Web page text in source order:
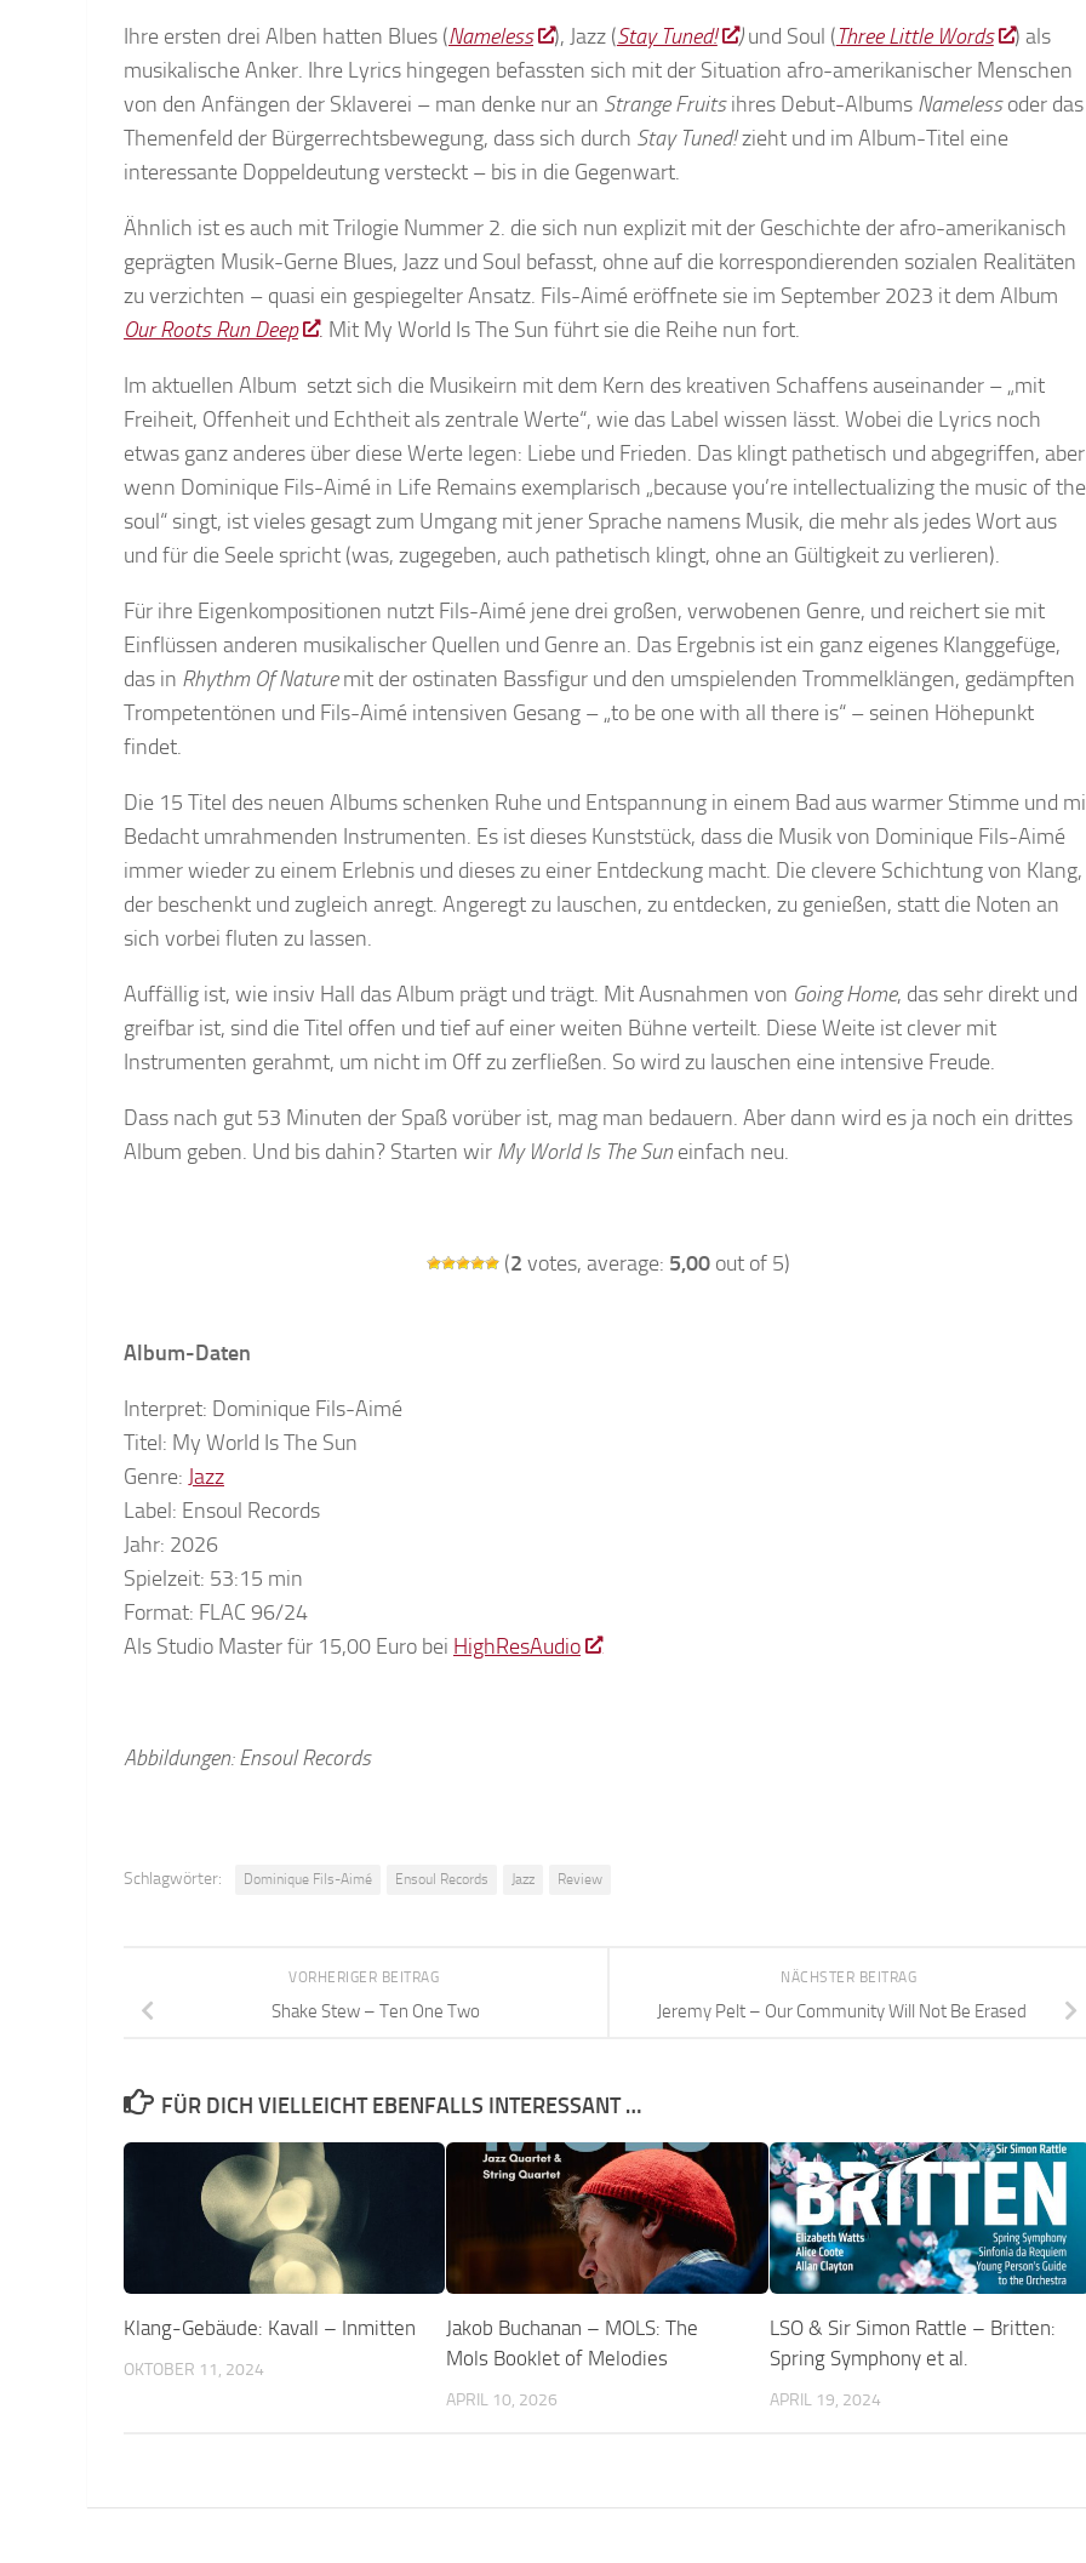
Ihre ersten drei Alben hatten Blues (Nameless ), Jazz (Stay Tuned! )und Soul (Three Little Words
) als
musikalische Anker. Ihre Lyrics hingegen befassten sich mit der Situation afro-amerikanischer Menschen
von den Anfängen der Sklaverei – man denke nur an Strange Fruitsihres Debut-Albums Namelessoder das
Themenfeld der Bürgerrechtsbewegung, dass sich durch Stay Tuned!zieht und im Album-Titel eine
interessante Doppeldeutung versteckt – bis in die Gegenwart.
Ähnlich ist es auch mit Trilogie Nummer 2. die sich nun explizit mit der Geschichte der afro-amerikanisch
geprägten Musik-Gerne Blues, Jazz und Soul befasst, ohne auf die korrespondierenden sozialen Realitäten
zu verzichten – quasi ein gespiegelter Ansatz. Fils-Aimé eröffnete sie im September 2023 it dem Album
Our Roots Run Deep
. Mit My World Is The Sun führt sie die Reihe nun fort.
Im aktuellen Album setzt sich die Musikeirn mit dem Kern des kreativen Schaffens auseinander – „mit
Freiheit, Offenheit und Echtheit als zentrale Werte“, wie das Label wissen lässt. Wobei die Lyrics noch
etwas ganz anderes über diese Werte legen: Liebe und Frieden. Das klingt pathetisch und abgegriffen, aber
wenn Dominique Fils-Aimé in Life Remains exemplarisch „because you’re intellectualizing the music of the
soul“ singt, ist vieles gesagt zum Umgang mit jener Sprache namens Musik, die mehr als jedes Wort aus
und für die Seele spricht (was, zugegeben, auch pathetisch klingt, ohne an Gültigkeit zu verlieren).
Für ihre Eigenkompositionen nutzt Fils-Aimé jene drei großen, verwobenen Genre, und reichert sie mit
Einflüssen anderen musikalischer Quellen und Genre an. Das Ergebnis ist ein ganz eigenes Klanggefüge,
das in Rhythm Of Naturemit der ostinaten Bassfigur und den umspielenden Trommelklängen, gedämpften
Trompetentönen und Fils-Aimé intensiven Gesang – „to be one with all there is“ – seinen Höhepunkt
findet.
Die 15 Titel des neuen Albums schenken Ruhe und Entspannung in einem Bad aus warmer Stimme und
Bedacht umrahmenden Instrumenten. Es ist dieses Kunststück, dass die Musik von Dominique Fils-Aimé
immer wieder zu einem Erlebnis und dieses zu einer Entdeckung macht. Die clevere Schichtung von Klang,
der beschenkt und zugleich anregt. Angeregt zu lauschen, zu entdecken, zu genießen, statt die Noten an
sich vorbei fluten zu lassen.
Auffällig ist, wie insiv Hall das Album prägt und trägt. Mit Ausnahmen von Going Home, das sehr direkt und
greifbar ist, sind die Titel offen und tief auf einer weiten Bühne verteilt. Diese Weite ist clever mit
Instrumenten gerahmt, um nicht im Off zu zerfließen. So wird zu lauschen eine intensive Freude.
Dass nach gut 53 Minuten der Spaß vorüber ist, mag man bedauern. Aber dann wird es ja noch ein drittes
Album geben. Und bis dahin? Starten wir My World Is The Sun einfach neu.
(2 votes, average: 5,00 out of 5)
Album-Daten
Interpret: Dominique Fils-Aimé
Titel: My World Is The Sun
Genre: Jazz
Label: Ensoul Records
Jahr: 2026
Spielzeit: 53:15 min
Format: FLAC 96/24
Als Studio Master für 15,00 Euro bei HighResAudio
Abbildungen: Ensoul Records
Schlagwörter: Dominique Fils-Aimé Ensoul Records Jazz Review
NÄCHSTER BEITRAG
Jeremy Pelt – Our Community Will Not Be Erased
VORHERIGER BEITRAG
Shake Stew – Ten One Two
FÜR DICH VIELLEICHT EBENFALLS INTERESSANT …
Klang-Gebäude: Kavall – Inmitten
OKTOBER 11, 2024
Jakob Buchanan – MOLS: The
Mols Booklet of Melodies
APRIL 10, 2026
LSO & Sir Simon Rattle – Britten:
Spring Symphony et al.
APRIL 19, 2024